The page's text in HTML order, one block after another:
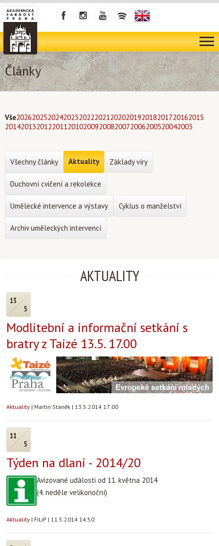
Články
Vše202620252024202320222021202020192018201720162015
201420132012201120102009200820072006200520042003
AKTUALITY
13
5
Modlitební a informační setkání s
bratry z Taizé 13.5. 17.00
Aktuality | Martin Staněk | 13.5.2014 17:00
11
5
Týden na dlani - 2014/20
Avizované události od 11. května 2014
(4. neděle velikonoční)
Aktuality | FiLiP | 11.5.2014 14:50
Všechny články Aktuality Základy víry
Duchovní cvičení a rekolekce
Umělecké intervence a výstavy Cyklus o manželství
Archiv uměleckých intervencí